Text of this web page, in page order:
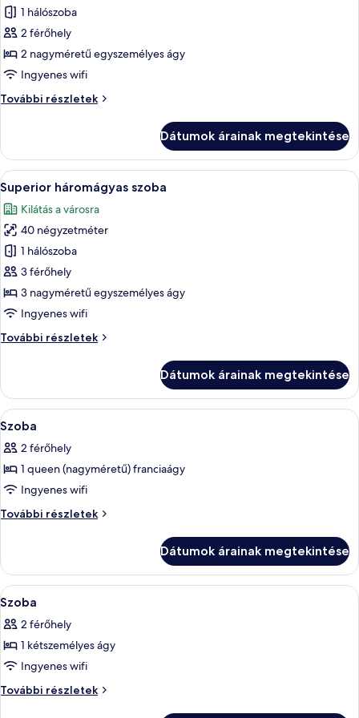
képének
megtekintése:
Deluxe
szoba
külön
1 hálószoba
2 férőhely
2 nagyméretű egyszemélyes ágy
Ingyenes wifi
További részletek
Deluxe
ággyal
további
részletei
Dátumok árainak megtekintése
A
következő
szoba
összes
képének
megtekintése:
Superior
háromágyas
szoba
Egy háromágyas szoba, íróasztallal,
5
Superior háromágyas szoba
Kilátás a városra
40 négyzetméter
1 hálószoba
3 férőhely
3 nagyméretű egyszemélyes ágy
Ingyenes wifi
További részletek
Superior
részletei
Dátumok árainak megtekintése
A
következő
szoba
összes
képének
megtekintése:
Hipoallergén ágynemű,
6
Szoba
2 férőhely
1 queen (nagyméretű) franciaágy
Ingyenes wifi
További részletek
Szoba
Dátumok árainak megtekintése
A
következő
szoba
összes
képének
megtekintése:
Egy szállodai szoba, amelyben egy
5
Szoba
2 férőhely
1 kétszemélyes ágy
Ingyenes wifi
További részletek
Szoba